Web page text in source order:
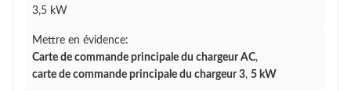
3,5 kW
Mettre en évidence:
Carte de commande principale du chargeur AC,
carte de commande principale du chargeur 3, 5 kW